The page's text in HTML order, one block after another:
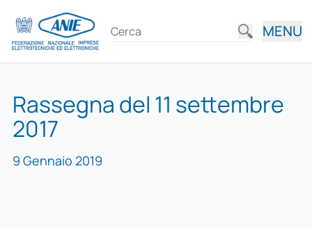
MENU
Rassegna del 11 settembre
2017
9 Gennaio 2019